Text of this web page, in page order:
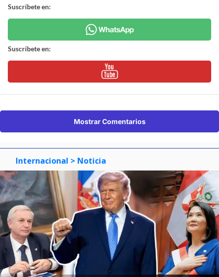
Suscríbete en:
Suscríbete en:
Mostrar Comentarios
Internacional > Noticia